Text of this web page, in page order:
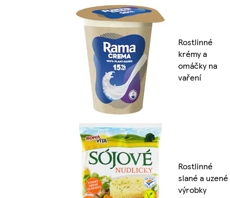
Rostlinné
krémy a
omáčky na
vaření
Rostlinné
slané a uzené
výrobky